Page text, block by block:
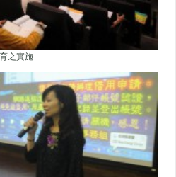
之實施